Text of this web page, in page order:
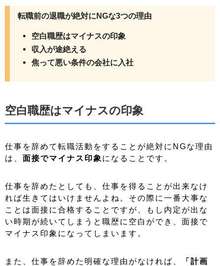
転職前の退職が絶対にNGな3つの理由
空白職歴はマイナスの印象
収入が途絶える
焦って悪い条件の会社に入社
空白職歴はマイナスの印象
仕事を辞めて転職活動をすることが絶対にNGな理由
は、 面接でマイナス印象 になることです。
仕事を辞めたとしても、仕事を得ることが出来なけ
れば生きてはいけませんよね。その際に一番大事な
ことは面接に合格することですが、もし内定が出な
い時期が続いてしまうと職歴に空白ができ、面接で
マイナス印象になってしまいます。
また、仕事を辞めた明確な理由がなければ、
「計画